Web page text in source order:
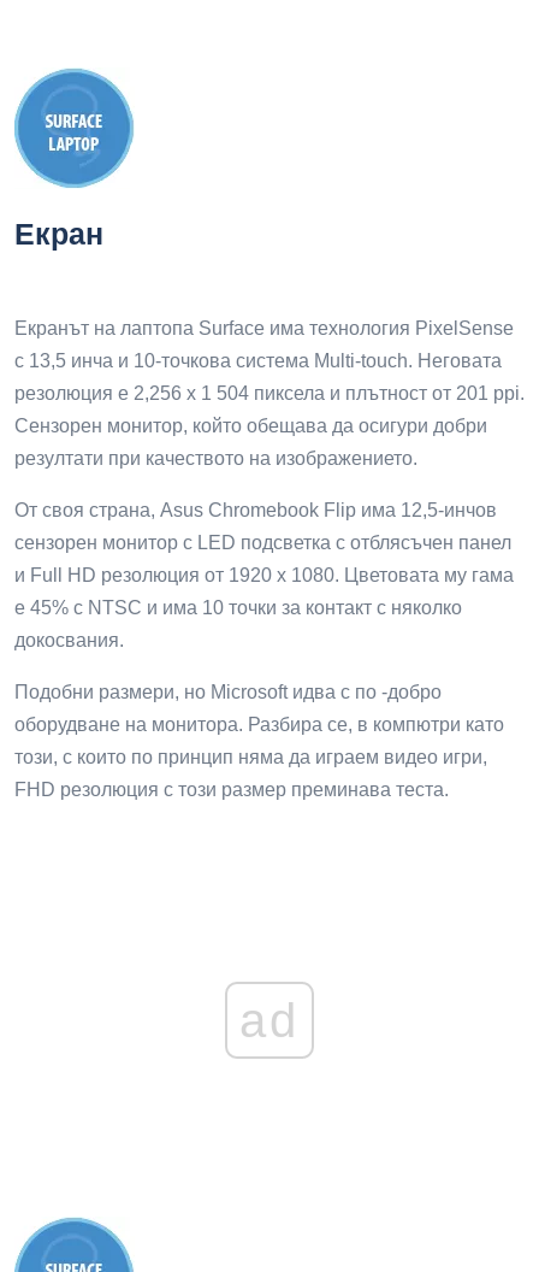
Екран
Екранът на лаптопа Surface има технология PixelSense
с 13,5 инча и 10-точкова система Multi-touch. Неговата
резолюция е 2,256 x 1 504 пиксела и плътност от 201 ppi.
Сензорен монитор, който обещава да осигури добри
резултати при качеството на изображението.
От своя страна, Asus Chromebook Flip има 12,5-инчов
сензорен монитор с LED подсветка с отблясъчен панел
и Full HD резолюция от 1920 x 1080. Цветовата му гама
е 45% с NTSC и има 10 точки за контакт с няколко
докосвания.
Подобни размери, но Microsoft идва с по -добро
оборудване на монитора. Разбира се, в компютри като
този, с които по принцип няма да играем видео игри,
FHD резолюция с този размер преминава теста.
ad